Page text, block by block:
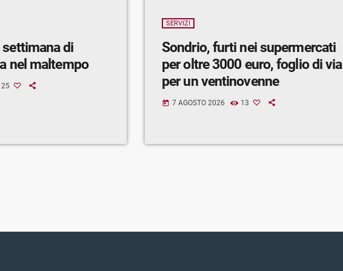
settimana di
nel maltempo
25
SERVIZI
Sondrio, furti nei supermercati
per oltre 3000 euro, foglio di via
per un ventinovenne
today 7 AGOSTO 2026 13